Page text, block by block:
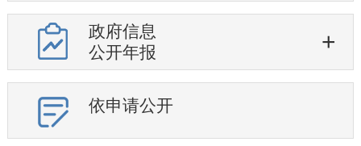
政府信息
公开年报
依申请公开